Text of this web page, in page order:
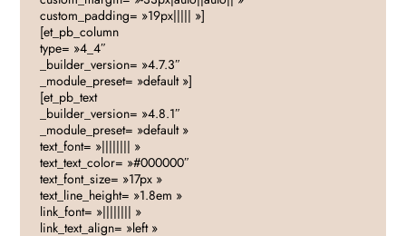
custom_padding= »19px||||| »]
[et_pb_column
type= »4_4″
_builder_version= »4.7.3″
_module_preset= »default »]
[et_pb_text
_builder_version= »4.8.1″
_module_preset= »default »
text_font= »|||||||| »
text_text_color= »#000000″
text_font_size= »17px »
text_line_height= »1.8em »
link_font= »|||||||| »
link_text_align= »left »